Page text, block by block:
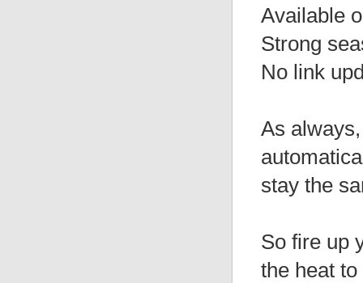
Available
Strong
No link
As
stay the
So fire up
the heat